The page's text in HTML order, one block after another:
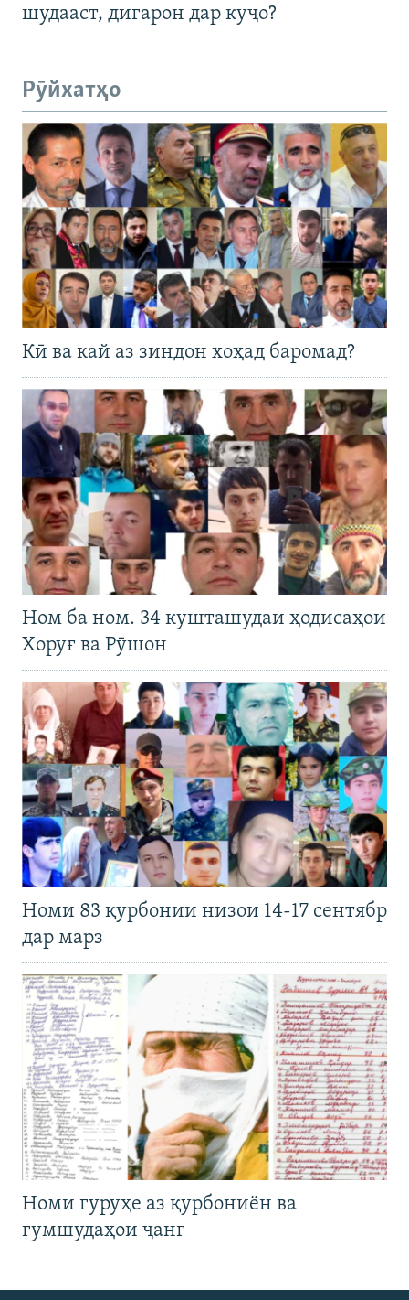
шудааст, дигарон дар куҷо?
Рӯйхатҳо
Кӣ ва кай аз зиндон хоҳад баромад?
Ном ба ном. 34 кушташудаи ҳодисаҳои
Хоруғ ва Рӯшон
Номи 83 қурбонии низои 14-17 сентябр
дар марз
Номи гуруҳе аз қурбониён ва
гумшудаҳои ҷанг